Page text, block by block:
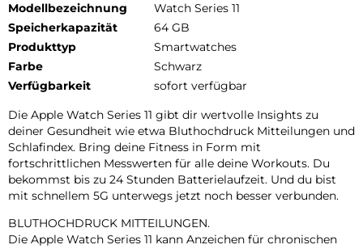
Modellbezeichnung
Watch Series 11
Speicherkapazität
64 GB
Produkttyp
Smartwatches
Farbe
Schwarz
Verfügbarkeit
sofort verfügbar
Die Apple Watch Series 11 gibt dir wertvolle Insights zu
deiner Gesundheit wie etwa Bluthochdruck Mitteilungen und
Schlafindex. Bring deine Fitness in Form mit
fortschrittlichen Messwerten für alle deine Workouts. Du
bekommst bis zu 24 Stunden Batterielaufzeit. Und du bist
mit schnellem 5G unterwegs jetzt noch besser verbunden.
BLUTHOCHDRUCK MITTEILUNGEN.
Die Apple Watch Series 11 kann Anzeichen für chronischen